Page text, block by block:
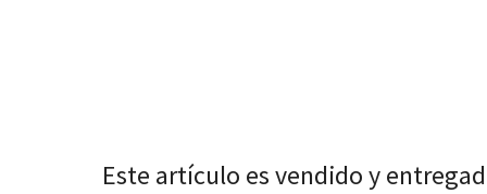
Este artículo es vendido y